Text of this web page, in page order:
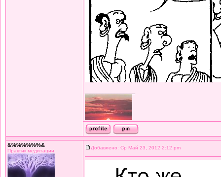
&%%%%%%&
Практик медитации.
Добавлено: Ср Май 23, 2012 2:12 pm